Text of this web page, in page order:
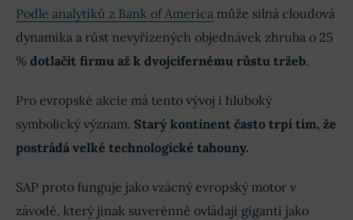
Podle analytiků z Bank of America může silná cloudová
dynamika a růst nevyřízených objednávek zhruba o 25
% dotlačit firmu až k dvojcifernému růstu tržeb.
Pro evropské akcie má tento vývoj i hluboký
symbolický význam. Starý kontinent často trpí tím, že
postrádá velké technologické tahouny.
SAP proto funguje jako vzácný evropský motor v
závodě, který jinak suverénně ovládají giganti jako